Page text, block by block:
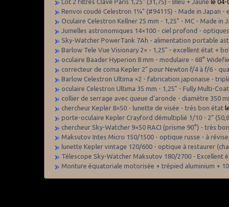
Lot 2 filtres Clavé Paris 1,25" (31,75) - Bleu + Jaune le 04-
Renvoi coudé Celestron 1¼" (#94115) - Made in Japan -
Oculaire Celestron Kellner 25 mm - 1,25" - MC - Made in
Jumelles astronomiques 14×100 - ciel profond -
Sky-Watcher PowerTank 7Ah - alimentation portable
Barlow Tele Vue Visionary 2× - 1,25" - excellent état +
oculaire Baader Hyperion 8 mm - modulaire - 68°
correcteur de coma Kepler 2" pour Newton f/4 à f/6 -
Barlow Celestron Ultima ×2 - fabrication japonaise -
oculaire Celestron Ultima 35 mm - 1,25" - Fully Multi-
collier de serrage avec queue d’aronde - diamètre 350
chercheur Kepler 8×50 - lunette de visée - très bon état
porte-oculaire Kepler Crayford démultiplié 1/10 - 2"
chercheur Sky-Watcher 9×50 RACI (prisme 90°) - très
Maksutov Intes Micro 150/1500 - optique russe - à
lunette Kepler vintage 120/600 - optique à restaurer
Télescope Sky-Watcher Maksutov 180/2700 - Excellent
Monture équatoriale motorisée + trépied aluminium +